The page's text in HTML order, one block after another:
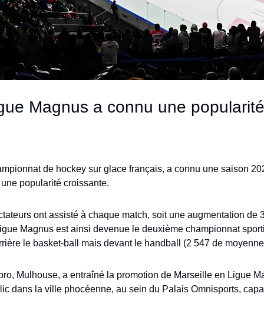
Magnus a connu une
de hockey sur glace français, a connu une saison
popularité croissante.
ont assisté à chaque match, soit une augmentation de
Magnus est ainsi devenue le deuxième championnat
le basket-ball mais devant le handball (2 547 de
Mulhouse, a entraîné la promotion de Marseille en Ligue
dans la ville phocéenne, au sein du Palais Omnisports,